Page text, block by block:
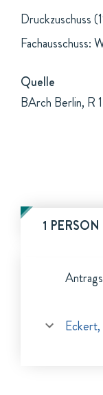
Druckzuschuss
Fachausschuss:
Quelle
BArch Berlin, R
1 PERSON
Eckert,